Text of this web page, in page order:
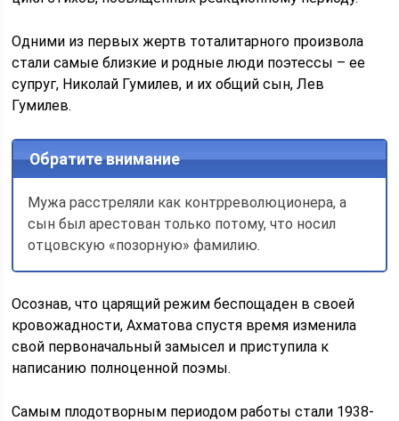
Одними из первых жертв тоталитарного произвола
стали самые близкие и родные люди поэтессы – ее
супруг, Николай Гумилев, и их общий сын, Лев
Гумилев.
Обратите внимание
Мужа расстреляли как контрреволюционера, а
сын был арестован только потому, что носил
отцовскую «позорную» фамилию.
Осознав, что царящий режим беспощаден в своей
кровожадности, Ахматова спустя время изменила
свой первоначальный замысел и приступила к
написанию полноценной поэмы.
Самым плодотворным периодом работы стали 1938-